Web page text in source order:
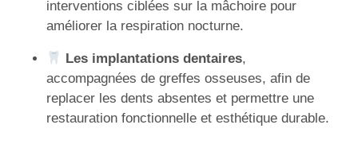
interventions ciblées sur la mâchoire pour
améliorer la respiration nocturne.
Les implantations dentaires,
accompagnées de greffes osseuses, afin de
replacer les dents absentes et permettre une
restauration fonctionnelle et esthétique durable.